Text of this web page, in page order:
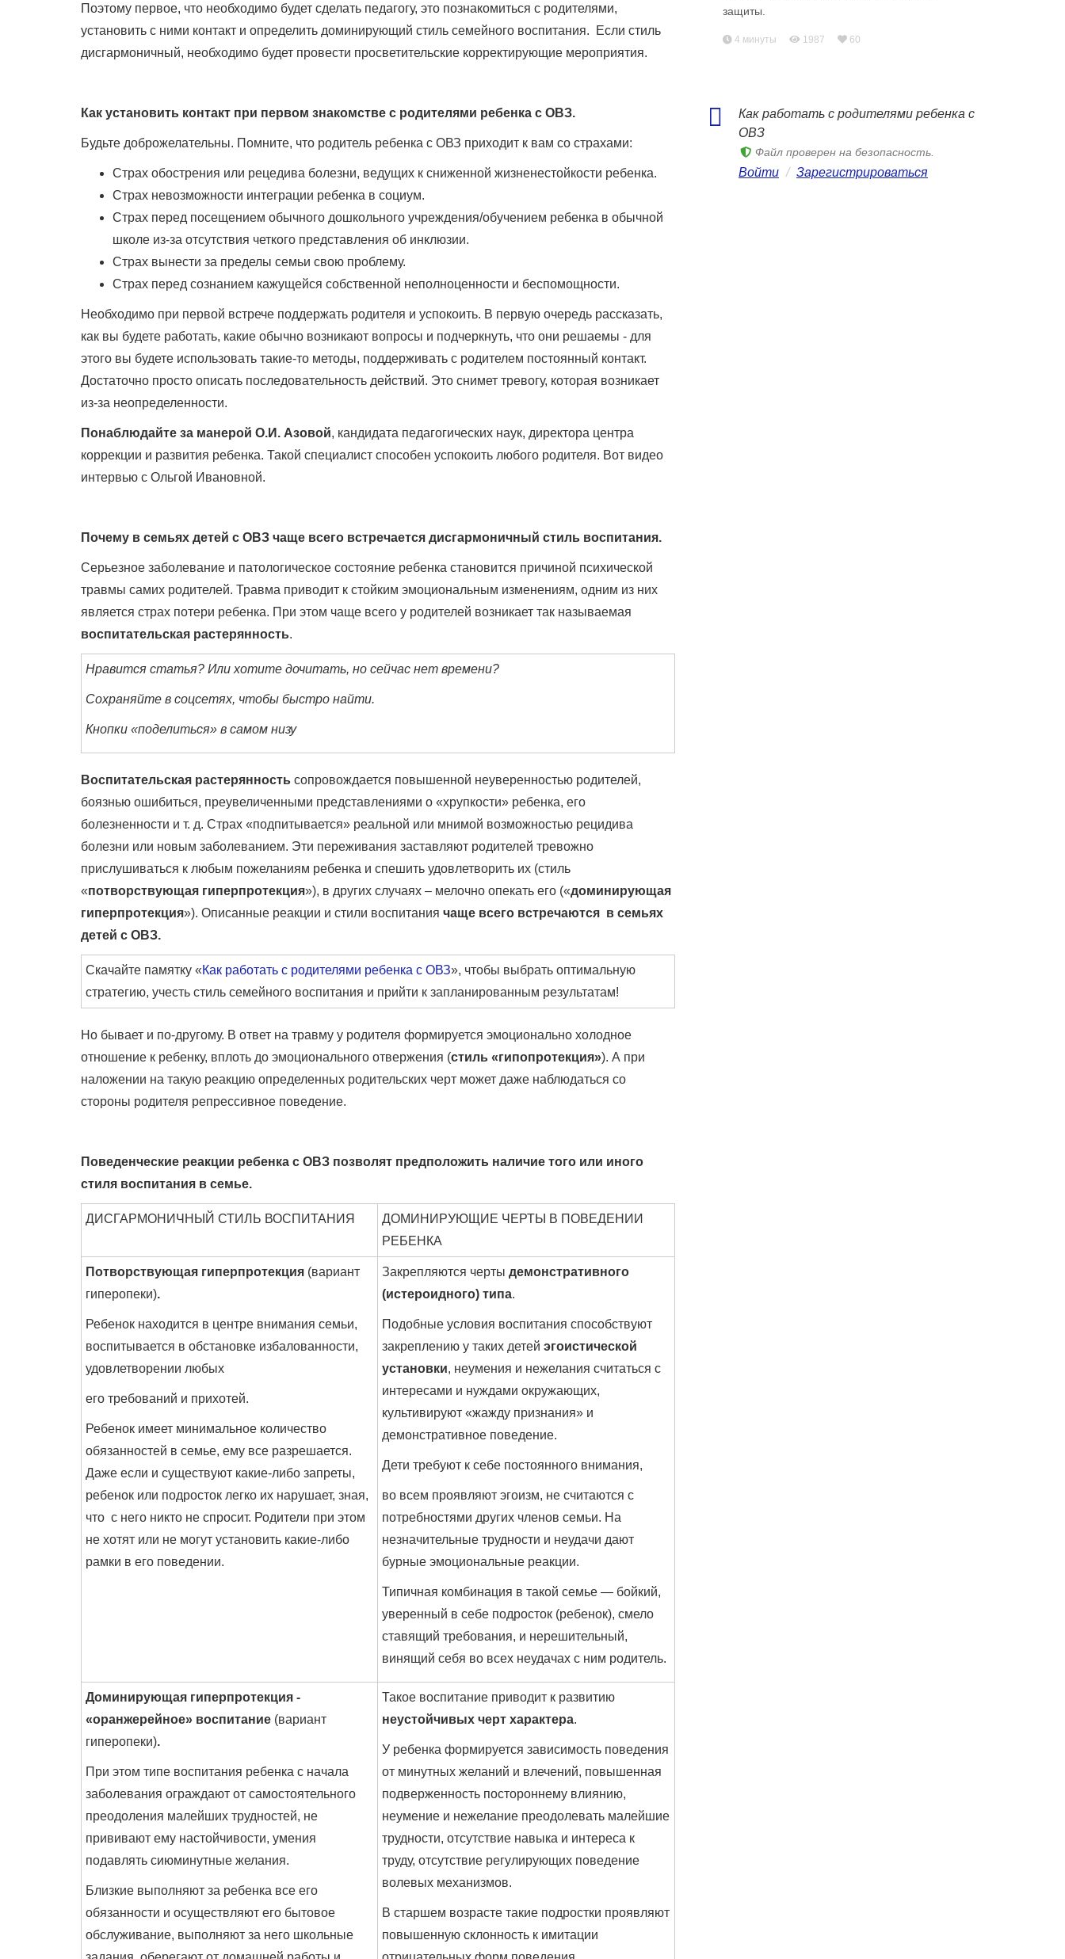
Поэтому первое, что необходимо будет сделать педагогу, это познакомиться с родителями,
установить с ними контакт и определить доминирующий стиль семейного воспитания. Если стиль
дисгармоничный, необходимо будет провести просветительские корректирующие мероприятия.
Как установить контакт при первом знакомстве с родителями ребенка с ОВЗ.
Будьте доброжелательны. Помните, что родитель ребенка с ОВЗ приходит к вам со страхами:
Страх обострения или рецедива болезни, ведущих к сниженной жизненестойкости ребенка.
Страх невозможности интеграции ребенка в социум.
Страх перед посещением обычного дошкольного учреждения/обучением ребенка в обычной
школе из-за отсутствия четкого представления об инклюзии.
Страх вынести за пределы семьи свою проблему.
Страх перед сознанием кажущейся собственной неполноценности и беспомощности.
Необходимо при первой встрече поддержать родителя и успокоить. В первую очередь рассказать,
как вы будете работать, какие обычно возникают вопросы и подчеркнуть, что они решаемы - для
этого вы будете использовать такие-то методы, поддерживать с родителем постоянный контакт.
Достаточно просто описать последовательность действий. Это снимет тревогу, которая возникает
из-за неопределенности.
Понаблюдайте за манерой О.И. Азовой, кандидата педагогических наук, директора центра
коррекции и развития ребенка. Такой специалист способен успокоить любого родителя. Вот видео
интервью с Ольгой Ивановной.
Почему в семьях детей с ОВЗ чаще всего встречается дисгармоничный стиль воспитания.
Серьезное заболевание и патологическое состояние ребенка становится причиной психической
травмы самих родителей. Травма приводит к стойким эмоциональным изменениям, одним из них
является страх потери ребенка. При этом чаще всего у родителей возникает так называемая
воспитательская растерянность.
Нравится статья? Или хотите дочитать, но сейчас нет времени?
Сохраняйте в соцсетях, чтобы быстро найти.
Кнопки «поделиться» в самом низу
Воспитательская растерянность сопровождается повышенной неуверенностью родителей,
боязнью ошибиться, преувеличенными представлениями о «хрупкости» ребенка, его
болезненности и т. д. Страх «подпитывается» реальной или мнимой возможностью рецидива
болезни или новым заболеванием. Эти переживания заставляют родителей тревожно
прислушиваться к любым пожеланиям ребенка и спешить удовлетворить их (стиль
«потворствующая гиперпротекция»), в других случаях – мелочно опекать его («доминирующая
гиперпротекция»). Описанные реакции и стили воспитания чаще всего встречаются в семьях
детей с ОВЗ.
Скачайте памятку «Как работать с родителями ребенка с ОВЗ», чтобы выбрать оптимальную
стратегию, учесть стиль семейного воспитания и прийти к запланированным результатам!
Но бывает и по-другому. В ответ на травму у родителя формируется эмоционально холодное
отношение к ребенку, вплоть до эмоционального отвержения (стиль «гипопротекция»). А при
наложении на такую реакцию определенных родительских черт может даже наблюдаться со
стороны родителя репрессивное поведение.
Поведенческие реакции ребенка с ОВЗ позволят предположить наличие того или иного
стиля воспитания в семье.
ДИСГАРМОНИЧНЫЙ СТИЛЬ ВОСПИТАНИЯ
ДОМИНИРУЮЩИЕ ЧЕРТЫ В ПОВЕДЕНИИ
РЕБЕНКА
Потворствующая гиперпротекция (вариант
гиперопеки).
Ребенок находится в центре внимания семьи,
воспитывается в обстановке избалованности,
удовлетворении любых
его требований и прихотей.
Ребенок имеет минимальное количество
обязанностей в семье, ему все разрешается.
Даже если и существуют какие-либо запреты,
ребенок или подросток легко их нарушает, зная,
что с него никто не спросит. Родители при этом
не хотят или не могут установить какие-либо
рамки в его поведении.
Закрепляются черты демонстративного
(истероидного) типа.
Подобные условия воспитания способствуют
закреплению у таких детей эгоистической
установки, неумения и нежелания считаться с
интересами и нуждами окружающих,
культивируют «жажду признания» и
демонстративное поведение.
Дети требуют к себе постоянного внимания,
во всем проявляют эгоизм, не считаются с
потребностями других членов семьи. На
незначительные трудности и неудачи дают
бурные эмоциональные реакции.
Типичная комбинация в такой семье — бойкий,
уверенный в себе подросток (ребенок), смело
ставящий требования, и нерешительный,
винящий себя во всех неудачах с ним родитель.
Доминирующая гиперпротекция -
«оранжерейное» воспитание (вариант
гиперопеки).
При этом типе воспитания ребенка с начала
заболевания ограждают от самостоятельного
преодоления малейших трудностей, не
прививают ему настойчивости, умения
подавлять сиюминутные желания.
Близкие выполняют за ребенка все его
обязанности и осуществляют его бытовое
обслуживание, выполняют за него школьные
Такое воспитание приводит к развитию
неустойчивых черт характера.
У ребенка формируется зависимость поведения
от минутных желаний и влечений, повышенная
подверженность постороннему влиянию,
неумение и нежелание преодолевать малейшие
трудности, отсутствие навыка и интереса к
труду, отсутствие регулирующих поведение
волевых механизмов.
В старшем возрасте такие подростки проявляют
повышенную склонность к имитации
защиты.
4 минуты 1987 60
Как работать с родителями ребенка с
ОВЗ
Файл проверен на безопасность.
Войти / Зарегистрироваться